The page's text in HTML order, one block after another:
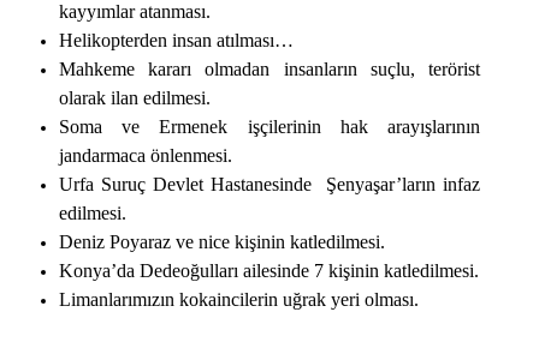
kayyımlar atanması.
Helikopterden insan atılması…
Mahkeme kararı olmadan insanların suçlu, terörist
olarak ilan edilmesi.
Soma ve Ermenek işçilerinin hak arayışlarının
jandarmaca önlenmesi.
Urfa Suruç Devlet Hastanesinde Şenyaşar’ların infaz
edilmesi.
Deniz Poyaraz ve nice kişinin katledilmesi.
Konya’da Dedeoğulları ailesinde 7 kişinin katledilmesi.
Limanlarımızın kokaincilerin uğrak yeri olması.